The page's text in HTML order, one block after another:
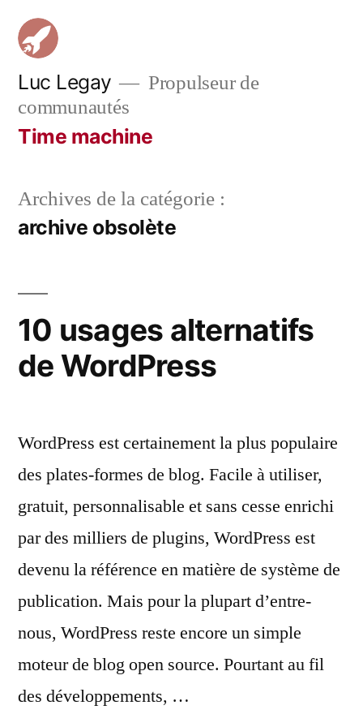
Aller
contenu
Luc Legay
Propulseur de
communautés
Time machine
Archives de la catégorie :
archive obsolète
10 usages alternatifs
de WordPress
WordPress est certainement la plus populaire
des plates-formes de blog. Facile à utiliser,
gratuit, personnalisable et sans cesse enrichi
par des milliers de plugins, WordPress est
devenu la référence en matière de système de
publication. Mais pour la plupart d’entre-
nous, WordPress reste encore un simple
moteur de blog open source. Pourtant au fil
des développements, …